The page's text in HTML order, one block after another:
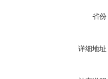
省份
详细地址